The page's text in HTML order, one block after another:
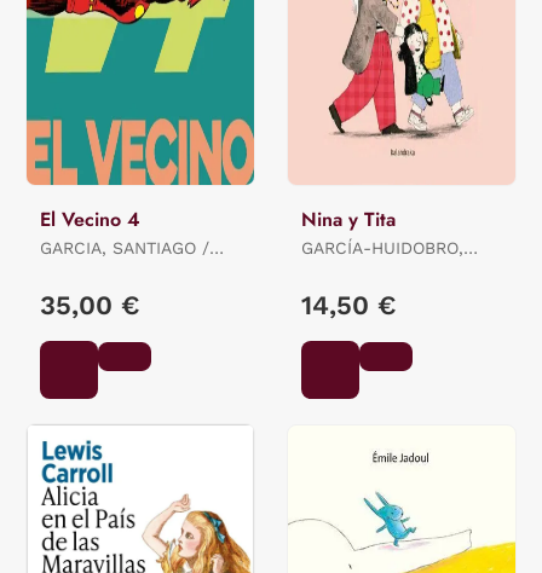
El Vecino 4
GARCIA, SANTIAGO /
35,00 €
Nina y Tita
GARCÍA-HUIDOBRO,
14,50 €